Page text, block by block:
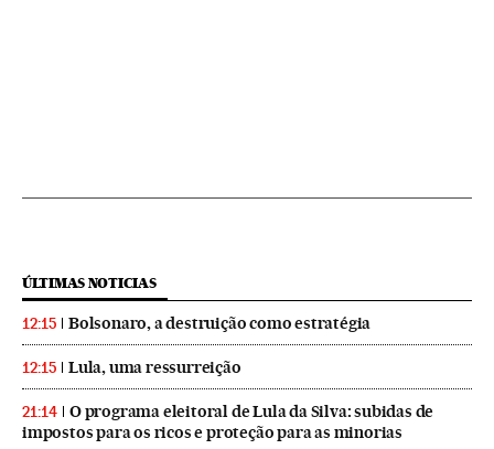
ÚLTIMAS NOTICIAS
12:15 Bolsonaro, a destruição como estratégia
12:15 Lula, uma ressurreição
21:14
O programa eleitoral de Lula da Silva: subidas de
impostos para os ricos e proteção para as minorias